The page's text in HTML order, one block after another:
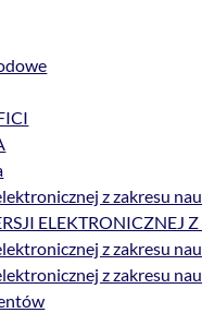
z zakresu
ELEKTRONICZNEJ
z zakresu
z zakresu